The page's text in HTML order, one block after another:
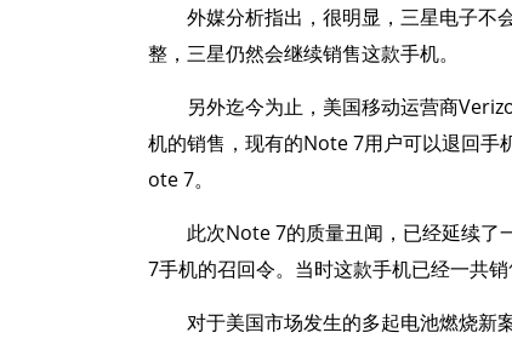
外媒分析指出，很明显，三星电子不
整，三星仍然会继续销售这款手机。
另外迄今为止，美国移动运营商
机的销售，现有的Note 7用户可以退回手
ote 7。
此次Note 7的质量丑闻，已经延续了
7手机的召回令。当时这款手机已经一共
对于美国市场发生的多起电池燃烧新